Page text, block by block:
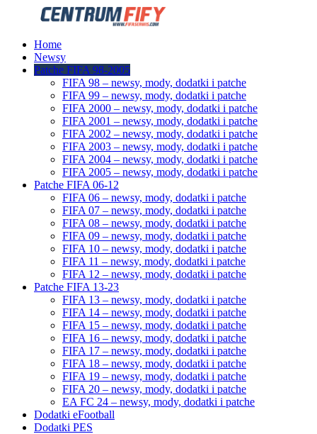
Home
Newsy
Patche FIFA 98-2005
FIFA 98 – newsy, mody, dodatki i patche
FIFA 99 – newsy, mody, dodatki i patche
FIFA 2000 – newsy, mody, dodatki i patche
FIFA 2001 – newsy, mody, dodatki i patche
FIFA 2002 – newsy, mody, dodatki i patche
FIFA 2003 – newsy, mody, dodatki i patche
FIFA 2004 – newsy, mody, dodatki i patche
FIFA 2005 – newsy, mody, dodatki i patche
Patche FIFA 06-12
FIFA 06 – newsy, mody, dodatki i patche
FIFA 07 – newsy, mody, dodatki i patche
FIFA 08 – newsy, mody, dodatki i patche
FIFA 09 – newsy, mody, dodatki i patche
FIFA 10 – newsy, mody, dodatki i patche
FIFA 11 – newsy, mody, dodatki i patche
FIFA 12 – newsy, mody, dodatki i patche
Patche FIFA 13-23
FIFA 13 – newsy, mody, dodatki i patche
FIFA 14 – newsy, mody, dodatki i patche
FIFA 15 – newsy, mody, dodatki i patche
FIFA 16 – newsy, mody, dodatki i patche
FIFA 17 – newsy, mody, dodatki i patche
FIFA 18 – newsy, mody, dodatki i patche
FIFA 19 – newsy, mody, dodatki i patche
FIFA 20 – newsy, mody, dodatki i patche
EA FC 24 – newsy, mody, dodatki i patche
Dodatki eFootball
Dodatki PES